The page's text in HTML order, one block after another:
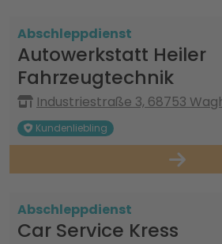
Abschleppdienst
Autowerkstatt Heiler
Fahrzeugtechnik
Industriestraße 3, 68753
Kundenliebling
Abschleppdienst
Car Service Kress